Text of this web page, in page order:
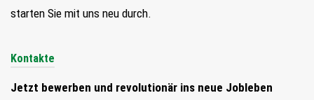
starten Sie mit uns neu durch.
Kontakte
Jetzt bewerben und revolutionär ins neue Jobleben